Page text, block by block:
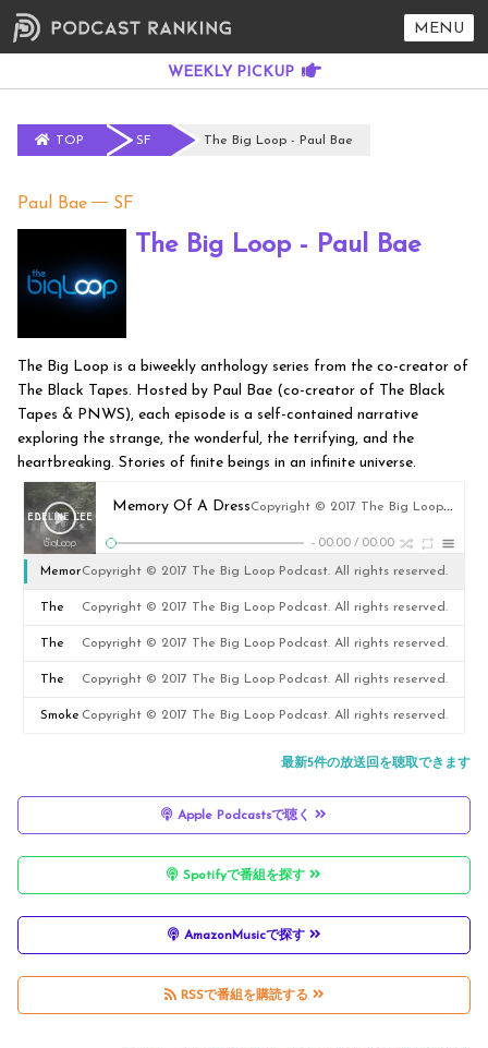
MENU
TOP SF The Big Loop - Paul Bae
Paul Bae SF
The Big Loop - Paul Bae
The Big Loop is a biweekly anthology series from the co-creator of
The Black Tapes. Hosted by Paul Bae (co-creator of The Black
Tapes & PNWS), each episode is a self-contained narrative
exploring the strange, the wonderful, the terrifying, and the
heartbreaking. Stories of finite beings in an infinite universe.
Memory Of A DressCopyright © 2017 The Big Loop Podcast. All rights reserved.
- 00:00 / 00:00
Memor
y Of A
Dress
Copyright © 2017 The Big Loop Podcast. All rights reserved.
The
Fugue
Copyright © 2017 The Big Loop Podcast. All rights reserved.
The
Promis
e
Copyright © 2017 The Big Loop Podcast. All rights reserved.
The
Eye
Copyright © 2017 The Big Loop Podcast. All rights reserved.
Smoke Copyright © 2017 The Big Loop Podcast. All rights reserved.
最新5件の放送回を聴取できます
Apple Podcastsで聴く
Spotifyで番組を探す
AmazonMusicで探す
RSSで番組を購読する